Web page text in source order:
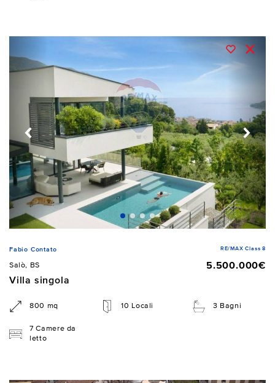
Fabio Contato RE/MAX Class 8
Salò, BS
5.500.000€
Villa singola
800 mq 10 Locali 3 Bagni
7 Camere da
letto